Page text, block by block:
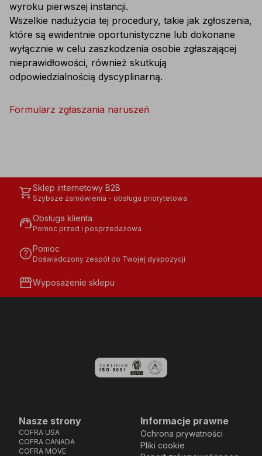
wyroku pierwszej instancji.
Wszelkie nadużycia tej procedury, takie jak zgłoszenia,
które są ewidentnie oportunistyczne lub dokonane
wyłącznie w celu zaszkodzenia osobie zgłaszającej
nieprawidłowości, również skutkują
odpowiedzialnością dyscyplinarną.
Formularz zgłaszania naruszeń
shopping_cartSklep internetowy B2B
Szybsze zamówienia - obsługa priorytetowa
support_agentObsługa klienta
Pomoc przed i posprzedażowa
helpPomoc
Doświadczony zespół do Twojej dyspozycji
storefrontWyposażenie sklepu
Nasze strony
COFRA USA
COFRA CANADA
COFRA MOVE
Informacje prawne
Ochrona prywatności
Pliki cookie